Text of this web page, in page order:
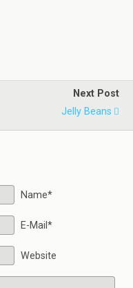
Next Post
Jelly Beans
Name*
E-Mail*
Website